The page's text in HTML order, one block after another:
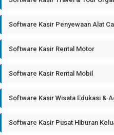
Software Kasir Penyewaan Alat
Software Kasir Rental Motor
Software Kasir Rental Mobil
Software Kasir Wisata Edukasi &
Software Kasir Pusat Hiburan